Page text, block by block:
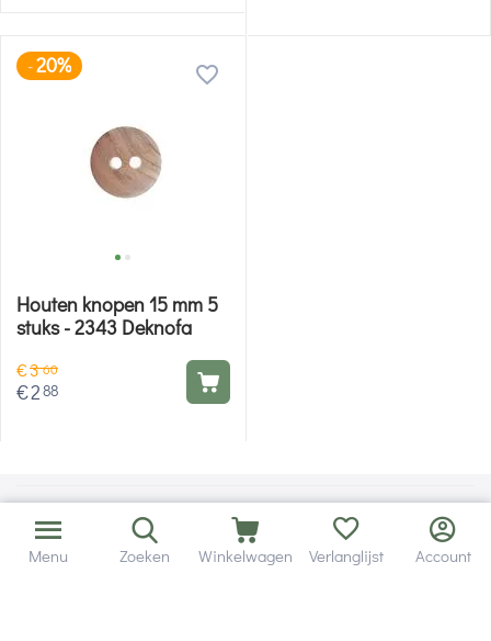
-20%
Houten knopen 15 mm 5
stuks - 2343 Deknofa
€360
€288
Menu Zoeken Winkelwagen Verlanglijst Account